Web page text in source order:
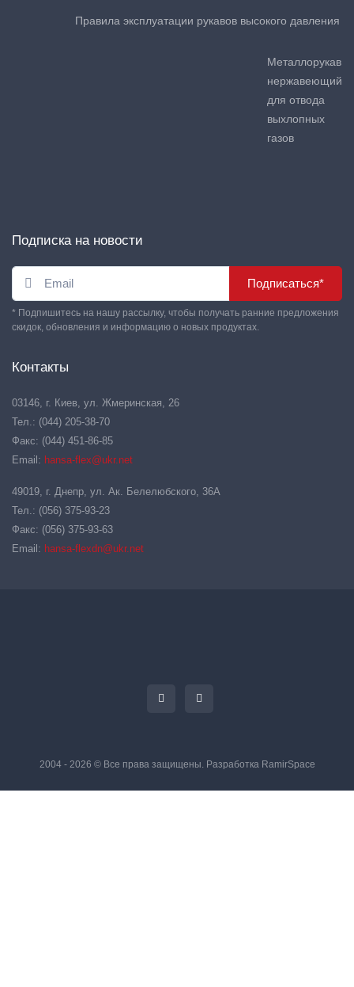
Правила эксплуатации рукавов высокого давления
Металлорукав
нержавеющий
для отвода
выхлопных
газов
Подписка на новости
Подписаться*
* Подпишитесь на нашу рассылку, чтобы получать ранние предложения
скидок, обновления и информацию о новых продуктах.
Контакты
03146, г. Киев, ул. Жмеринская, 26
Тел.: (044) 205-38-70
Факс: (044) 451-86-85
Email: hansa-flex@ukr.net
49019, г. Днепр, ул. Ак. Белелюбского, 36А
Тел.: (056) 375-93-23
Факс: (056) 375-93-63
Email: hansa-flexdn@ukr.net
2004 - 2026 © Все права защищены. Разработка RamirSpace